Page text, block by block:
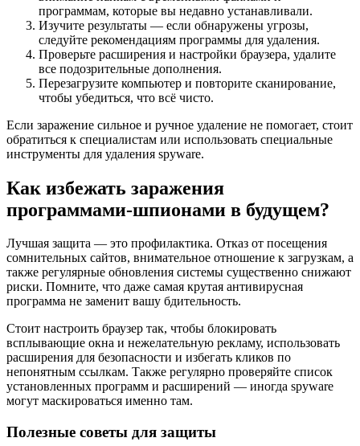
программам, которые вы недавно устанавливали.
Изучите результаты — если обнаружены угрозы,
следуйте рекомендациям программы для удаления.
Проверьте расширения и настройки браузера, удалите
все подозрительные дополнения.
Перезагрузите компьютер и повторите сканирование,
чтобы убедиться, что всё чисто.
Если заражение сильное и ручное удаление не помогает, стоит
обратиться к специалистам или использовать специальные
инструменты для удаления spyware.
Как избежать заражения
программами-шпионами в будущем?
Лучшая защита — это профилактика. Отказ от посещения
сомнительных сайтов, внимательное отношение к загрузкам, а
также регулярные обновления системы существенно снижают
риски. Помните, что даже самая крутая антивирусная
программа не заменит вашу бдительность.
Стоит настроить браузер так, чтобы блокировать
всплывающие окна и нежелательную рекламу, использовать
расширения для безопасности и избегать кликов по
непонятным ссылкам. Также регулярно проверяйте список
установленных программ и расширений — иногда spyware
могут маскироваться именно там.
Полезные советы для защиты